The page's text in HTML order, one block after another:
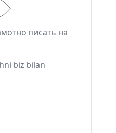
писать на
biz bilan